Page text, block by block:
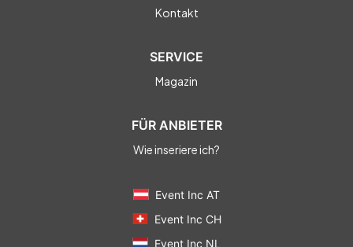
Kontakt
SERVICE
Magazin
FÜR ANBIETER
Wie inseriere ich?
Event Inc AT
Event Inc CH
Event Inc NL